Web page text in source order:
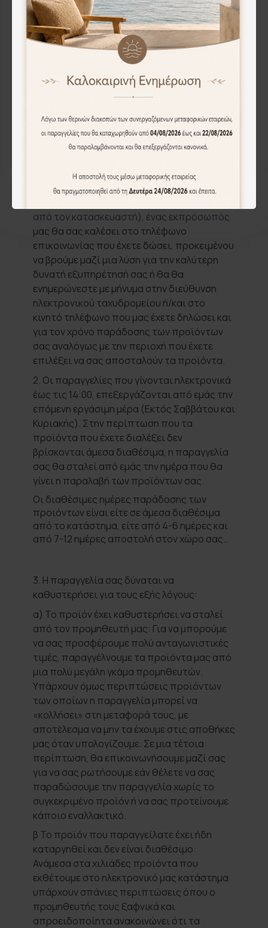
αποστολή των προϊόντων στον μεταφορέα
* στις πρωτεύουσες νομών εντός 48 ωρών
από την αποστολή των προϊόντων στον
μεταφορέα (εκτός από νησιά)
* στις λοιπές περιοχές εντός 48 ωρών από
την αποστολή των προϊόντων στον
περιοχών που μπορεί να παραδοθεί σε 72
ώρες.
- Αν αντιμετωπίσουμε κάποιο πρόβλημα στη
διεκπεραίωση της παραγγελίας σας (όπως
από τον κατασκευαστή), ένας εκπρόσωπός
μας θα σας καλέσει στο τηλέφωνο
επικοινωνίας που έχετε δώσει, προκειμένου
να βρούμε μαζί μια λύση για την καλύτερη
δυνατή εξυπηρέτησή σας ή θα θα
ενημερώνεστε με μήνυμα στην διεύθυνση
ηλεκτρονικού ταχυδρομείου ή/και στο
κινητό τηλέφωνο που μας έχετε δηλώσει και
για τον χρόνο παράδοσης των προϊόντων
σας αναλόγως με την περιοχή που έχετε
επιλέξει να σας αποσταλούν τα προϊόντα.
2. Oι παραγγελίες που γίνονται ηλεκτρονικά
έως τις 14:00, επεξεργάζονται από εμάς την
επόμενη εργάσιμη μέρα (Εκτός Σαββάτου και
Κυριακής). Στην περίπτωση που τα
προϊόντα που έχετε διαλέξει δεν
βρίσκονται άμεσα διαθέσιμα, η παραγγελία
σας θα σταλεί από εμάς την ημέρα που θα
γίνει η παραλαβή των προϊόντων σας.
Οι διαθέσιμες ημέρες παράδοσης των
προιόντων είναι είτε σε άμεσα διαθέσιμα
από το κατάστημα, είτε από 4-6 ημέρες και
από 7-12 ημέρες αποστολή στον χώρο σας..
3. Η παραγγελία σας δύναται να
καθυστερήσει για τους εξής λόγους:
α) Το προϊόν έχει καθυστερήσει να σταλεί
από τον προμηθευτή μας: Για να μπορούμε
να σας προσφέρουμε πολύ ανταγωνιστικές
τιμές, παραγγέλνουμε τα προϊόντα μας από
μια πολύ μεγάλη γκάμα προμηθευτών.
Υπάρχουν όμως περιπτώσεις προϊόντων
των οποίων η παραγγελία μπορεί να
«κολλήσει» στη μεταφορά τους, με
αποτέλεσμα να μην τα έχουμε στις αποθήκες
μας όταν υπολογίζουμε. Σε μια τέτοια
περίπτωση, θα επικοινωνήσουμε μαζί σας
για να σας ρωτήσουμε εάν θέλετε να σας
παραδώσουμε την παραγγελία χωρίς το
συγκεκριμένο προϊόν ή να σας προτείνουμε
κάποιο εναλλακτικό.
β Το προϊόν που παραγγείλατε έχει ήδη
καταργηθεί και δεν είναι διαθέσιμο:
Ανάμεσα στα χιλιάδες προϊόντα που
εκθέτουμε στο ηλεκτρονικό μας κατάστημα
υπάρχουν σπάνιες περιπτώσεις όπου ο
προμηθευτής τους ξαφνικά και
απροειδοποίητα ανακοινώνει ότι τα